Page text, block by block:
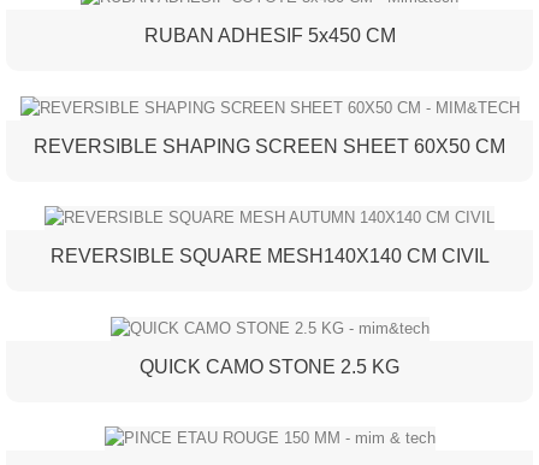
RUBAN ADHESIF 5x450 CM
REVERSIBLE SHAPING SCREEN SHEET 60X50 CM
REVERSIBLE SQUARE MESH140X140 CM CIVIL
QUICK CAMO STONE 2.5 KG